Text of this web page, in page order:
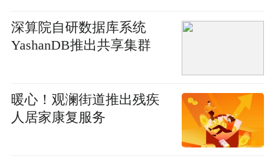
深算院自研数据库系统
YashanDB推出共享集群
暖心！观澜街道推出残疾
人居家康复服务